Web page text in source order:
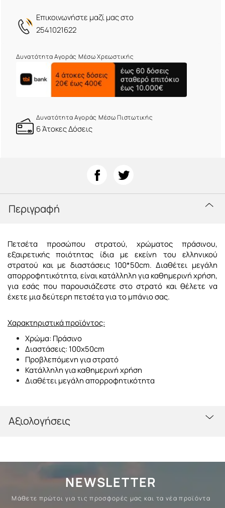
Eπικοινωνήστε μαζί μας στο
2541021622
Δυνατότητα Αγοράς Μέσω Χρεωστικής
Δυνατότητα Αγοράς Μέσω Πιστωτικής
6 Άτοκες Δόσεις
Περιγραφή
Πετσέτα προσώπου στρατού, χρώματος πράσινου,
εξαιρετικής ποιότητας ίδια με εκείνη του ελληνικού
στρατού και με διαστάσεις 100*50cm. Διαθέτει μεγάλη
απορροφητικότητα, είναι κατάλληλη για καθημερινή χρήση,
για εσάς που παρουσιάζεστε στο στρατό και θέλετε να
έχετε μια δεύτερη πετσέτα για το μπάνιο σας.
Χαρακτηριστικά προϊόντος:
Χρώμα: Πράσινο
Διαστάσεις: 100x50cm
Προβλεπόμενη για στρατό
Κατάλληλη για καθημερινή χρήση
Διαθέτει μεγάλη απορροφητικότητα
Αξιολογήσεις
NEWSLETTER
Μάθετε πρώτοι για τις προσφορές μας και τα νέα προϊόντα